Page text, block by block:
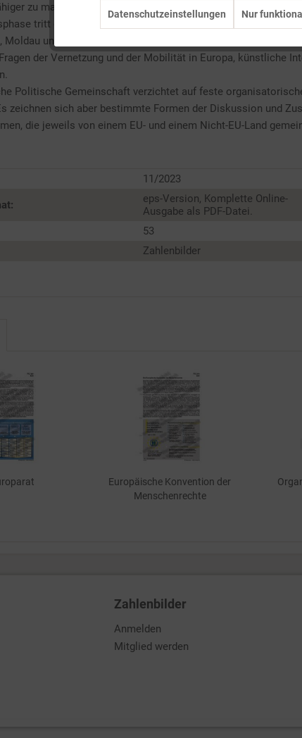
zu machen und seine geostrategischen Interessen zu
tritt die EPG zweimal jährlich zusammen, abwechselnd
Moldau und Spanien waren u.a. der Krieg in der Ukraine und
der Vernetzung und der Mobilität in Europa, künstliche
Politische Gemeinschaft verzichtet auf feste
zeichnen sich aber bestimmte Formen der Diskussion und
die jeweils von einem EU- und einem Nicht-EU-Land
11/2023
eps-Version, Komplette Online-
Ausgabe als PDF-Datei.
53
Zahlenbilder
Europäische Konvention der
Menschenrechte
Zahlenbilder
Anmelden
Mitglied werden
Personalisierung
Service
Datenschutzeinstellungen Nur